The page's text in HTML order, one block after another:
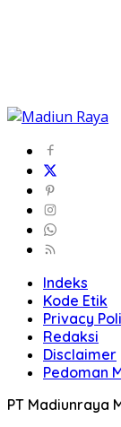
Indeks
Kode Etik
Privacy
Redaksi
Disclaimer
Pedoman
PT Madiunraya